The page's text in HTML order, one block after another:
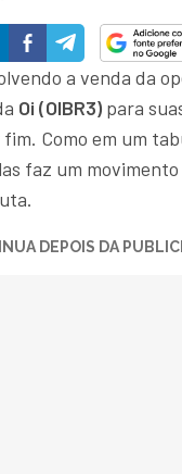
a venda da
Oi (OIBR3) para
Como em um
faz um
DEPOIS DA